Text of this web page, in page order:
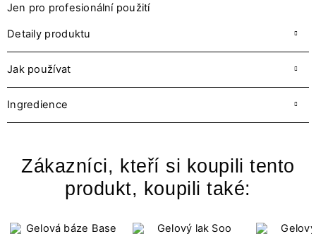
Jen pro profesionální použití
Detaily produktu
Jak používat
Ingredience
Zákazníci, kteří si koupili tento
produkt, koupili také: